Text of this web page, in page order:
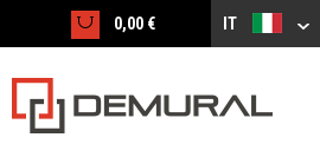
0,00 € IT